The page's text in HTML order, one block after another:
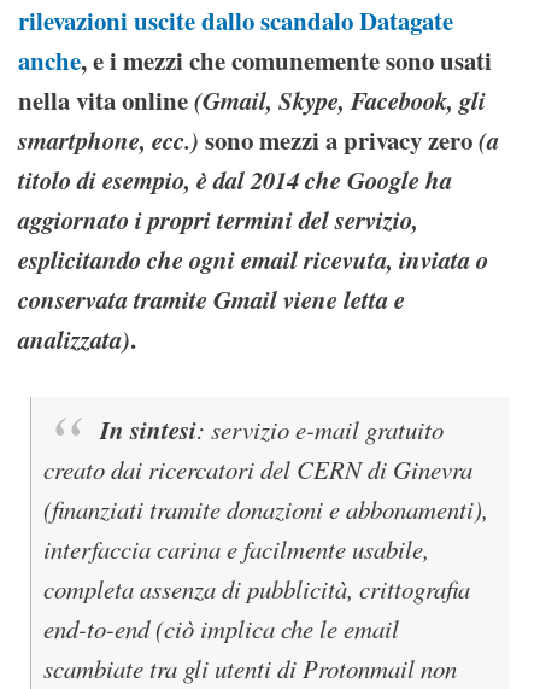
rilevazioni uscite dallo scandalo Datagate
anche, e i mezzi che comunemente sono usati
nella vita online(Gmail, Skype, Facebook, gli
smartphone, ecc.) sono mezzi a privacy zero(a
titolo di esempio, è dal 2014 che Google ha
aggiornato i propri termini del servizio,
esplicitando che ogni email ricevuta, inviata o
conservata tramite Gmail viene letta e
analizzata).
In sintesi:servizio e-mail gratuito
creato dai ricercatori del CERN di Ginevra
(finanziati tramite donazioni e abbonamenti),
interfaccia carina e facilmente usabile,
completa assenza di pubblicità, crittografia
end-to-end (ciò implica che le email
scambiate tra gli utenti di Protonmail non